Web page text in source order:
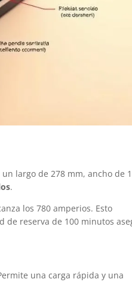
largo de 278 mm, ancho de
.
los 780 amperios. Esto
de reserva de 100 minutos
una carga rápida y una